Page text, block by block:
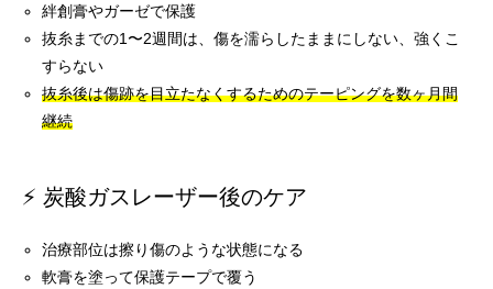
絆創膏やガーゼで保護
抜糸までの1〜2週間は、傷を濡らしたままにしない、強くこ
すらない
抜糸後は傷跡を目立たなくするためのテーピングを数ヶ月間
継続
⚡ 炭酸ガスレーザー後のケア
治療部位は擦り傷のような状態になる
軟膏を塗って保護テープで覆う